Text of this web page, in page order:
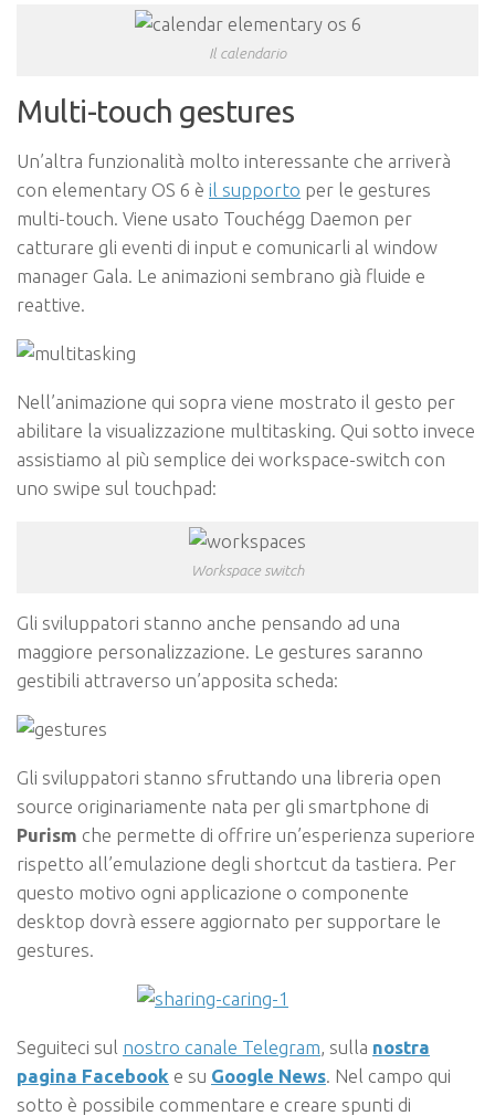
Il calendario
Multi-touch gestures
Un’altra funzionalità molto interessante che arriverà
con elementary OS 6 è il supporto per le gestures
multi-touch. Viene usato Touchégg Daemon per
catturare gli eventi di input e comunicarli al window
manager Gala. Le animazioni sembrano già fluide e
reattive.
Nell’animazione qui sopra viene mostrato il gesto per
abilitare la visualizzazione multitasking. Qui sotto invece
assistiamo al più semplice dei workspace-switch con
uno swipe sul touchpad:
Workspace switch
Gli sviluppatori stanno anche pensando ad una
maggiore personalizzazione. Le gestures saranno
gestibili attraverso un’apposita scheda:
Gli sviluppatori stanno sfruttando una libreria open
source originariamente nata per gli smartphone di
Purism che permette di offrire un’esperienza superiore
rispetto all’emulazione degli shortcut da tastiera. Per
questo motivo ogni applicazione o componente
desktop dovrà essere aggiornato per supportare le
gestures.
Seguiteci sul nostro canale Telegram, sulla nostra
pagina Facebook e su Google News. Nel campo qui
sotto è possibile commentare e creare spunti di